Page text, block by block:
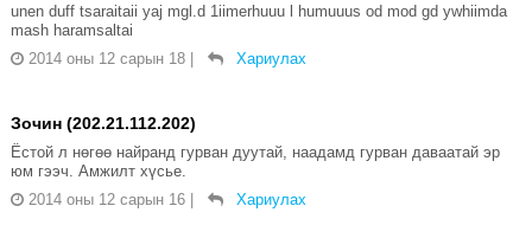
unen duff tsaraitaii yaj mgl.d 1iimerhuuu l humuuus od mod gd ywhiimda
mash haramsaltai
2014 оны 12 сарын 18
Хариулах
Зочин (202.21.112.202)
Ёстой л нөгөө найранд гурван дуутай, наадамд гурван даваатай эр
юм гээч. Амжилт хүсье.
2014 оны 12 сарын 16
Хариулах